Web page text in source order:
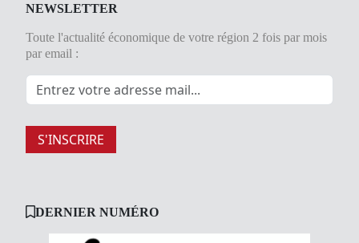
NEWSLETTER
Toute l'actualité économique de votre région 2 fois par mois
par email :
S'INSCRIRE
DERNIER NUMÉRO